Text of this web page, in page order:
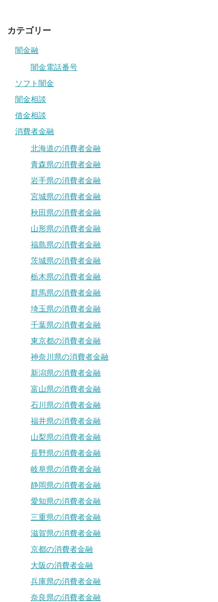
カテゴリー
闇金融
闇金電話番号
ソフト闇金
闇金相談
借金相談
消費者金融
北海道の消費者金融
青森県の消費者金融
岩手県の消費者金融
宮城県の消費者金融
秋田県の消費者金融
山形県の消費者金融
福島県の消費者金融
茨城県の消費者金融
栃木県の消費者金融
群馬県の消費者金融
埼玉県の消費者金融
千葉県の消費者金融
東京都の消費者金融
神奈川県の消費者金融
新潟県の消費者金融
富山県の消費者金融
石川県の消費者金融
福井県の消費者金融
山梨県の消費者金融
長野県の消費者金融
岐阜県の消費者金融
静岡県の消費者金融
愛知県の消費者金融
三重県の消費者金融
滋賀県の消費者金融
京都の消費者金融
大阪の消費者金融
兵庫県の消費者金融
奈良県の消費者金融